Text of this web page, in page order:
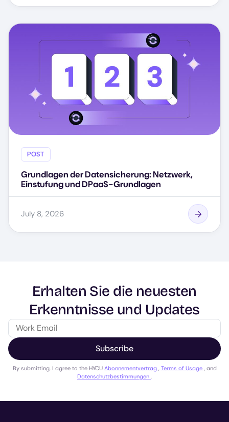
POST
Grundlagen der Datensicherung: Netzwerk,
Einstufung und DPaaS-Grundlagen
July 8, 2026
Erhalten Sie die neuesten
Erkenntnisse und Updates
Subscribe
By submitting, I agree to the HYCU Abonnementvertrag Terms of Usage , and
Datenschutzbestimmungen